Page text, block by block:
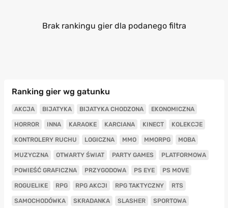
Brak rankingu gier dla podanego filtra
Ranking gier wg gatunku
AKCJA BIJATYKA BIJATYKA CHODZONA EKONOMICZNA
HORROR INNA KARAOKE KARCIANA KINECT KOLEKCJE
KONTROLERY RUCHU LOGICZNA MMO MMORPG MOBA
MUZYCZNA OTWARTY ŚWIAT PARTY GAMES PLATFORMOWA
POWIEŚĆ GRAFICZNA PRZYGODOWA PS EYE PS MOVE
ROGUELIKE RPG RPG AKCJI RPG TAKTYCZNY RTS
SAMOCHODÓWKA SKRADANKA SLASHER SPORTOWA